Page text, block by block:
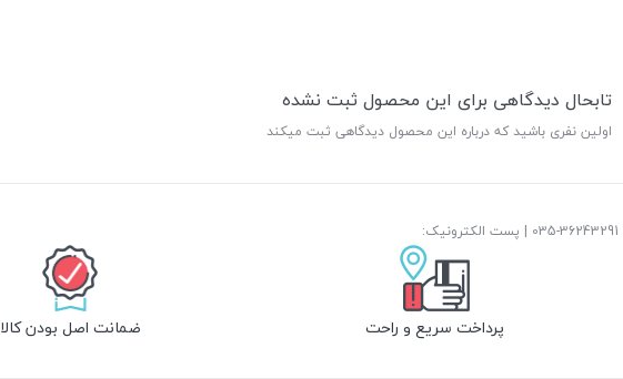
تابحال دیدگاهی برای این محصول ثبت نشده
اولین نفری باشید که درباره این محصول دیدگاهی ثبت میکند
پرداخت سریع و راحت ضمانت اصل بودن کالا